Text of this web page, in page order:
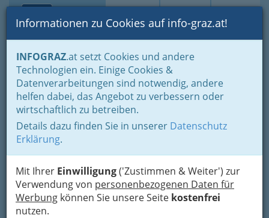
Suche Login Toggle
Informationen zu Cookies auf info-graz.at!
INFOGRAZ.at setzt Cookies und andere
Technologien ein. Einige Cookies &
Datenverarbeitungen sind notwendig, andere
helfen dabei, das Angebot zu verbessern oder
wirtschaftlich zu betreiben.
Details dazu finden Sie in unserer Datenschutz
Erklärung.
Mit Ihrer Einwilligung('Zustimmen & Weiter') zur
Verwendung von personenbezogenen Daten für
Werbung können Sie unsere Seite kostenfrei
nutzen.
Home Branchen
Tourismus - Reisen - Ausflüge
Ausflüge nahe Graz - Sehenswürdigkeiten, Sport, Erlebnis
Steiermark
Ski u. Wintersport
Skigebiet Almenland
Teichalm Sommeralm
Teichalm 100, 8163 Fladnitz
+43 3179 23000 - 20